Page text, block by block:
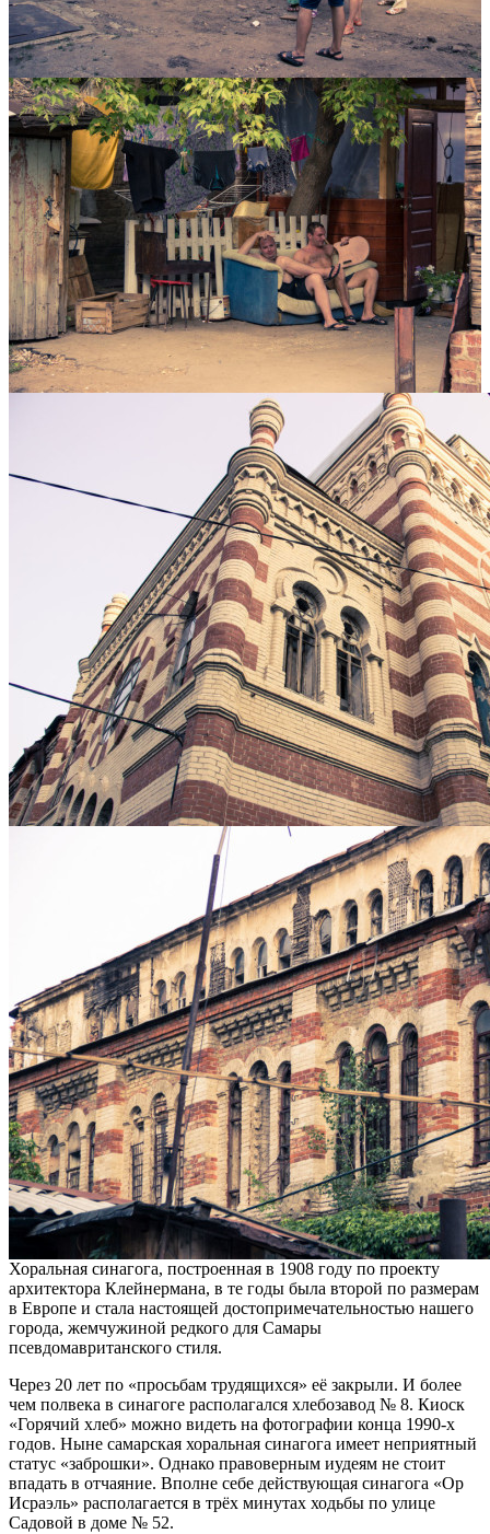
Хоральная синагога, построенная в 1908 году по проекту
архитектора Клейнермана, в те годы была второй по размерам
в Европе и стала настоящей достопримечательностью нашего
города, жемчужиной редкого для Самары
псевдомавританского стиля.
Через 20 лет по «просьбам трудящихся» её закрыли. И более
чем полвека в синагоге располагался хлебозавод № 8. Киоск
«Горячий хлеб» можно видеть на фотографии конца 1990-х
годов. Ныне самарская хоральная синагога имеет неприятный
статус «заброшки». Однако правоверным иудеям не стоит
впадать в отчаяние. Вполне себе действующая синагога «Ор
Исраэль» располагается в трёх минутах ходьбы по улице
Садовой в доме № 52.